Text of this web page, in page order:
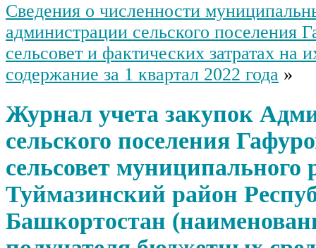
Сведения о численности
администрации сельского поселения
сельсовет и фактических затратах на
содержание за 1 квартал 2022 года »
Журнал учета закупок
сельского поселения
сельсовет муниципального
Туймазинский район
Башкортостан